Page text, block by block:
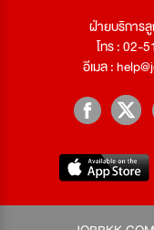
ฝ่ายบริการ
โทร : 02-
อีเมล :